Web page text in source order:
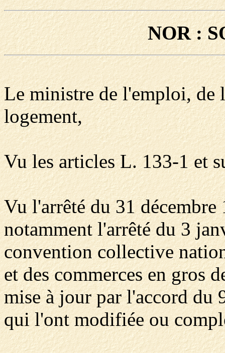
NOR :
Le ministre de l'emploi, de
logement,
Vu les articles L. 133-1 et
Vu l'arrêté du 31 décembre
notamment l'arrêté du 3
convention collective
et des commerces en gros
mise à jour par l'accord du
qui l'ont modifiée ou